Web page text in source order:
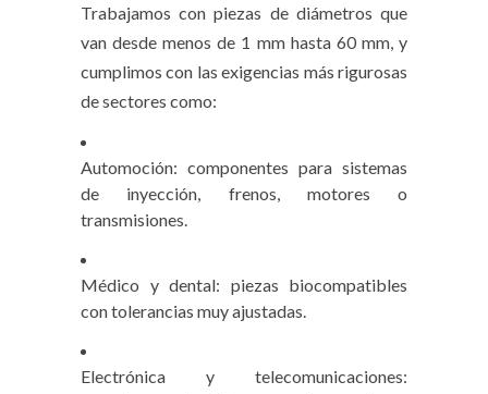
Trabajamos con piezas de diámetros que
van desde menos de 1 mm hasta 60 mm, y
cumplimos con las exigencias más rigurosas
de sectores como:
Automoción: componentes para sistemas
de inyección, frenos, motores o
transmisiones.
Médico y dental: piezas biocompatibles
con tolerancias muy ajustadas.
Electrónica y telecomunicaciones: